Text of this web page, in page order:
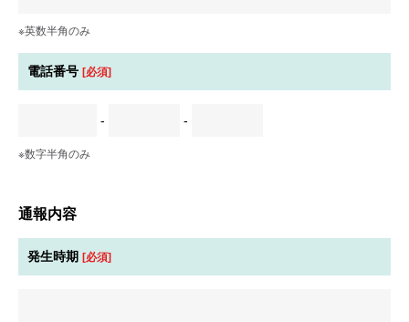
※英数半角のみ
電話番号 [必須]
- -
※数字半角のみ
通報内容
発生時期 [必須]